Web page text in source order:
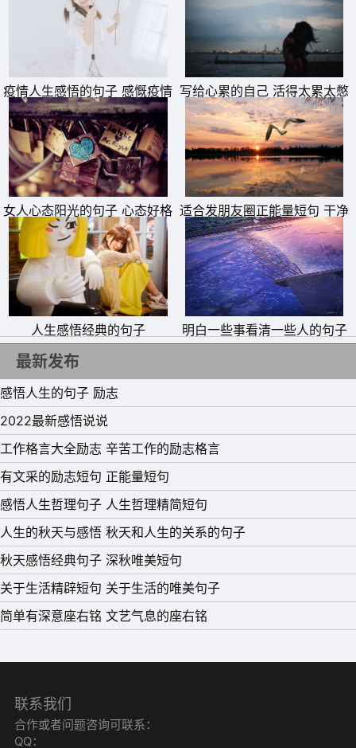
9、爱得久了，感情神经总会一点一点麻木。
10、於纠结的字里行间回归思绪，却道每个触点都比这苍白
的文字更为美丽。
11、岁月就象一条河，左岸是无法忘记的回想，右岸是值得
控制的青春年华，两头飞速流淌的，是年轻隐隐的伤感。人
间有很多美好的东西，但真正属于本人的却并未几。
12、也许有些只有自己的心是清晰可见的，无人可以诉说，
也只有用日记，记录着旅行的意义，用时光燃烧着昔日的爱
情。
13、我只是遗憾，我的温暖你再也不能感应!
14、不要轻易去依赖一个人，它会成为你的习惯，当分别来
临，你失去的不是某个人，而是你精神的支柱。独立，会让
你走得更坦然些。
15、昨天已逝，明日是迷，珍惜眼前，从今做起!
疫情人生感悟的句子 感慨疫情
的说说
写给心累的自己 活得太累太憋
屈的说说
女人心态阳光的句子 心态好格
局大的句子
适合发朋友圈正能量短句 干净
励志短句
人生感悟经典的句子 明白一些事看清一些人的句子
最新发布
感悟人生的句子 励志
2022最新感悟说说
工作格言大全励志 辛苦工作的励志格言
有文采的励志短句 正能量短句
感悟人生哲理句子 人生哲理精简短句
人生的秋天与感悟 秋天和人生的关系的句子
秋天感悟经典句子 深秋唯美短句
关于生活精辟短句 关于生活的唯美句子
简单有深意座右铭 文艺气息的座右铭
联系我们
合作或者问题咨询可联系：
QQ：